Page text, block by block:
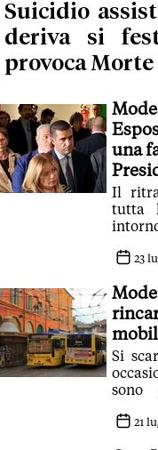
Suicidio
deriva si
provoca Morte
una
Il
tutta
23
Si
sono
21